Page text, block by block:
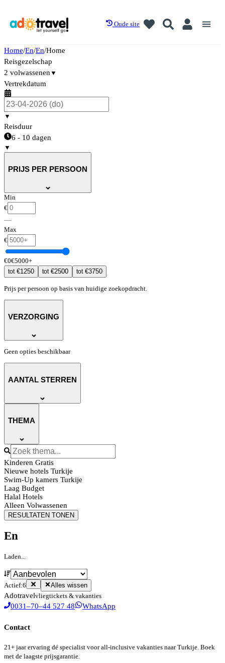
Oude site
Home/En/En/Home
Reisgezelschap
2 volwassenen ▼
Vertrekdatum
▼
Reisduur
6 - 10 dagen
▼
PRIJS PER PERSOON
Min
€
—
Max
€
€0€5000+
tot€1250 tot€2500 tot€3750
Prijs per persoon op basis van huidige zoekopdracht.
VERZORGING
Geen opties beschikbaar
AANTAL STERREN
THEMA
Kinderen Gratis
Nieuwe hotels Turkije
Swim-Up kamers Turkije
Laag Budget
Halal Hotels
Alleen Volwassenen
RESULTATEN TONEN
En
Laden...
Actief:6 Alles wissen
Adotravelvliegtickets & vakanties
0031–70–44 527 48 WhatsApp
Contact
21+ jaar ervaring dé specialist voor all-inclusive vakanties naar Turkije. Boek
met de laagste prijsgarantie.